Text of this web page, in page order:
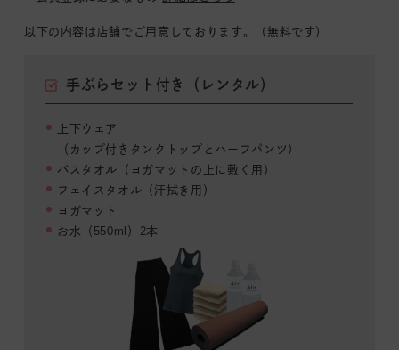
以下の内容は店舗でご用意しております。（無料です）
手ぶらセット付き（レンタル）
上下ウェア
（カップ付きタンクトップとハーフパンツ）
バスタオル（ヨガマットの上に敷く用）
フェイスタオル（汗拭き用）
ヨガマット
お水（550ml）2本